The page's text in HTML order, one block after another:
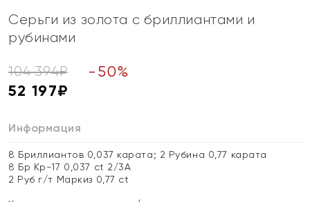
Серьги из золота с бриллиантами и
рубинами
104 394₽ - 50%
52 197₽
Информация
8 Бриллиантов 0,037 карата; 2 Рубина 0,77 карата
8 Бр Кр-17 0,037 ct 2/3А
2 Руб г/т Маркиз 0,77 ct